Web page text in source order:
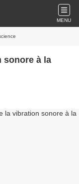
MENU
sonore à la